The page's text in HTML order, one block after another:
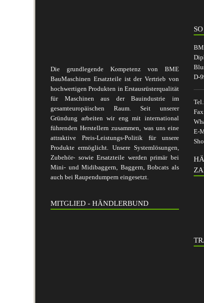
Die grundlegende Kompetenz von BME
BauMaschinen Ersatzteile ist der Vertrieb von
hochwertigen Produkten in Erstausrüsterqualität
für Maschinen aus der Bauindustrie im
gesamteuropäischen Raum. Seit unserer
Gründung arbeiten wir eng mit international
führenden Herstellern zusammen, was uns eine
attraktive Preis-Leistungs-Politik für unsere
Produkte ermöglicht. Unsere Systemlösungen,
Zubehör- sowie Ersatzteile werden primär bei
Mini- und Midibaggern, Baggern, Bobcats als
auch bei Raupendumpern eingesetzt.
MITGLIED - HÄNDLERBUND
D-
E-